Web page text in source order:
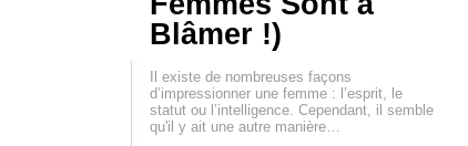
Blâmer !)
Il existe de nombreuses façons
d’impressionner une femme : l’esprit, le
statut ou l’intelligence. Cependant, il semble
qu'il y ait une autre manière…